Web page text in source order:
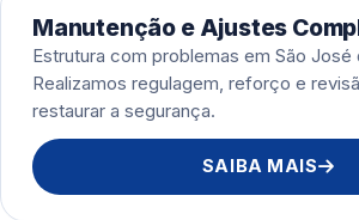
Manutenção e Ajustes
Estrutura com problemas em São José
Realizamos regulagem, reforço e
restaurar a segurança.
SAIBA MAIS